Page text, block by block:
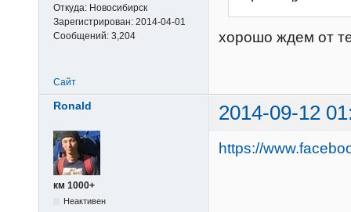
Откуда: Новосибирск
Зарегистрирован: 2014-04-01
Сообщений: 3,204 хорошо ждем от
Сайт
Ronald 2014-09-12
км 1000+
Неактивен
https://